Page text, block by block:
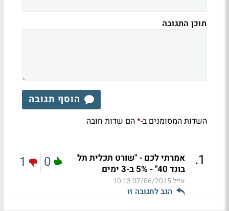
תוכן התגובה
הוסף תגובה
השדות המסומנים ב-*הם שדות חובה
1
.
אמרתי לכם - "שורט תכלית תל
בונד 40" - 5% ב-3 ימים
אייל07/06/2015 10:13
הגב לתגובה זו
0
1